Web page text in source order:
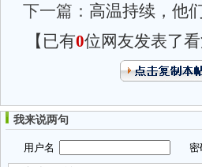
下一篇： 高温持续，他
【已有0位网友发表了看
我来说两句
用户名 密